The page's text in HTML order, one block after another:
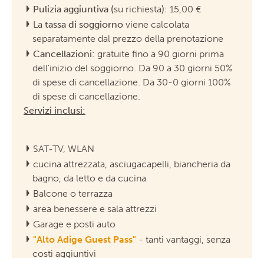
Pulizia aggiuntiva (su richiesta): 15,00 €
La tassa di soggiorno viene calcolata
separatamente dal prezzo della prenotazione
Cancellazioni: gratuite fino a 90 giorni prima
dell'inizio del soggiorno. Da 90 a 30 giorni 50%
di spese di cancellazione. Da 30-0 giorni 100%
di spese di cancellazione.
Servizi inclusi:
SAT-TV, WLAN
cucina attrezzata, asciugacapelli, biancheria da
bagno, da letto e da cucina
Balcone o terrazza
area benessere e sala attrezzi
Garage e posti auto
"Alto Adige Guest Pass" - tanti vantaggi, senza
costi aggiuntivi